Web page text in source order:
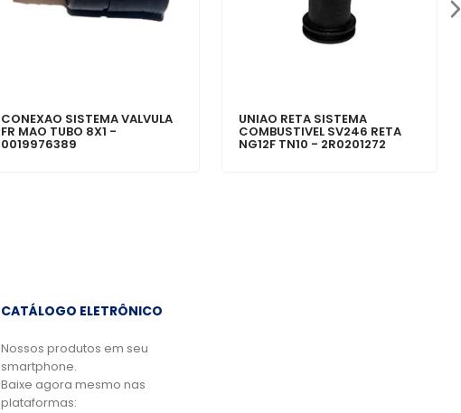
CONEXAO SISTEMA VALVULA
FR MAO TUBO 8X1 -
0019976389
UNIAO RETA SISTEMA
COMBUSTIVEL SV246 RETA
NG12F TN10 - 2R0201272
CATÁLOGO ELETRÔNICO
Nossos produtos em seu
smartphone.
Baixe agora mesmo nas
plataformas: